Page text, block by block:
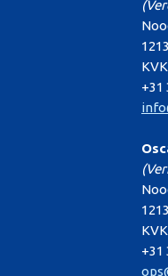
+31
+31